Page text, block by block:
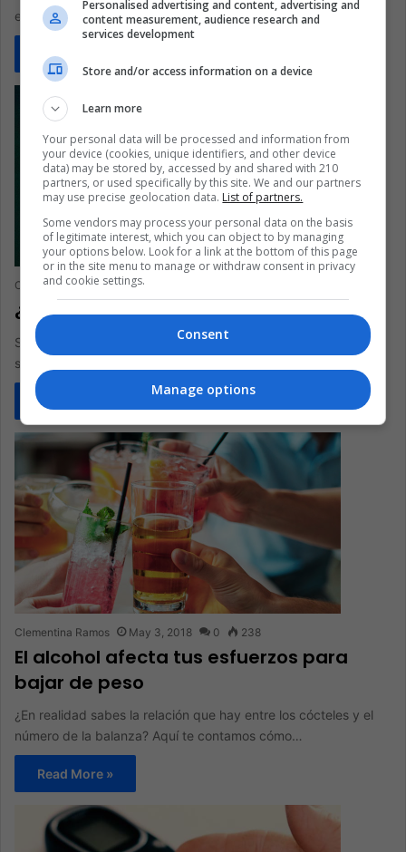
el zumbido de una mosca evita que completes tus…
Read More »
Clementina Ramos May 10, 2018
¿Qué comidas alimentan la depresión?
Sin saberlo, puede estar consumiendo cosas que emporen su
salud mental
Read More »
Clementina Ramos May 3, 2018 0 238
El alcohol afecta tus esfuerzos para
bajar de peso
¿En realidad sabes la relación que hay entre los cócteles y el
número de la balanza? Aquí te contamos cómo…
Read More »
Personalised advertising and content, advertising and
content measurement, audience research and
services development
Store and/or access information on a device
Learn more
Your personal data will be processed and information from
your device (cookies, unique identifiers, and other device
data) may be stored by, accessed by and shared with 210
partners, or used specifically by this site. We and our partners
may use precise geolocation data. List of partners.
Some vendors may process your personal data on the basis
of legitimate interest, which you can object to by managing
your options below. Look for a link at the bottom of this page
or in the site menu to manage or withdraw consent in privacy
and cookie settings.
Consent
Manage options